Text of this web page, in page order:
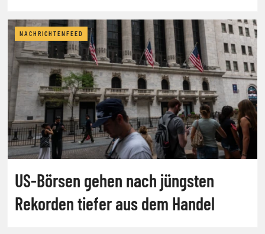
NACHRICHTENFEED
US-Börsen gehen nach jüngsten
Rekorden tiefer aus dem Handel